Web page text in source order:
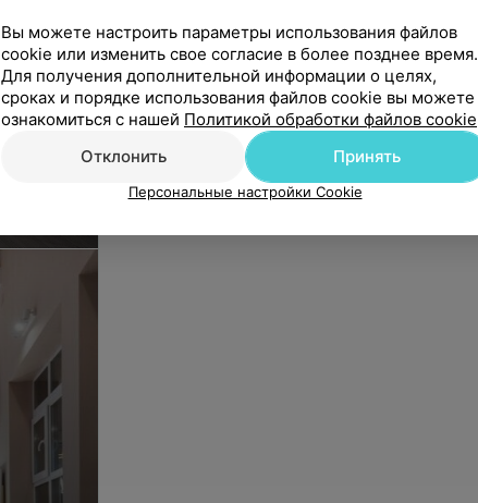
Вы можете настроить параметры использования файлов
cookie или изменить свое согласие в более позднее время.
Для получения дополнительной информации о целях,
сроках и порядке использования файлов cookie вы можете
ознакомиться с нашей Политикой обработки файлов cookie
Отклонить
Принять
Персональные настройки Cookie